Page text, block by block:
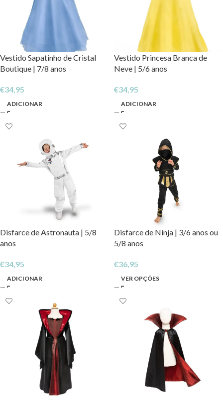
Vestido Sapatinho de Cristal
Boutique | 7/8 anos
€34,95
ADICIONAR
Vestido Princesa Branca de
Neve | 5/6 anos
€34,95
ADICIONAR
Disfarce de Astronauta | 5/8
anos
€34,95
ADICIONAR
Disfarce de Ninja | 3/6 anos ou
5/8 anos
€36,95
VER OPÇÕES